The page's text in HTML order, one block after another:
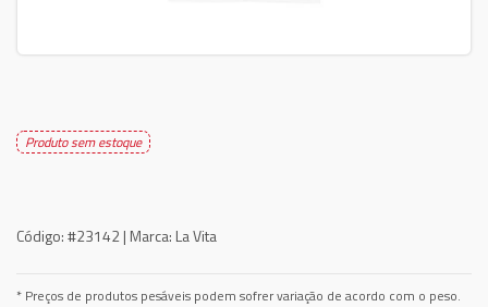
Produto sem estoque
Código:#23142 | Marca: La Vita
* Preços de produtos pesáveis podem sofrer variação de acordo com o peso.